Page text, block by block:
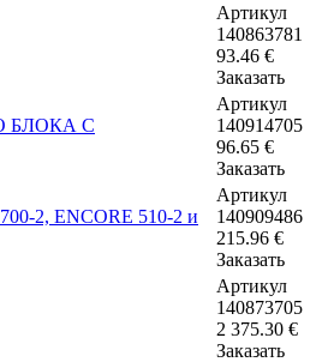
Артикул
140863781
93.46 €
Заказать
Артикул
140914705
96.65 €
Заказать
Артикул
140909486
215.96 €
Заказать
Артикул
140873705
2 375.30 €
Заказать